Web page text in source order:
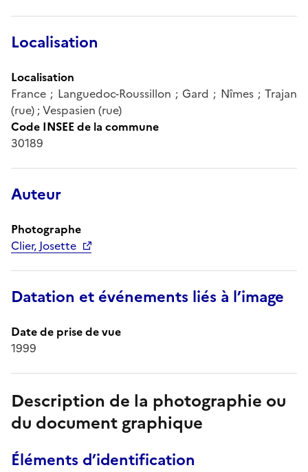
Localisation
Localisation
France ; Languedoc-Roussillon ; Gard ; Nîmes ; Trajan
(rue) ; Vespasien (rue)
Code INSEE de la commune
30189
Auteur
Photographe
Clier, Josette
Datation et événements liés à l’image
Date de prise de vue
1999
Description de la photographie ou
du document graphique
Éléments d’identification